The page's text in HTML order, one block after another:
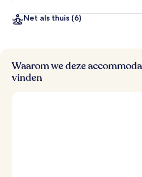
e
Net als thuis (6)
Waarom we deze
vinden